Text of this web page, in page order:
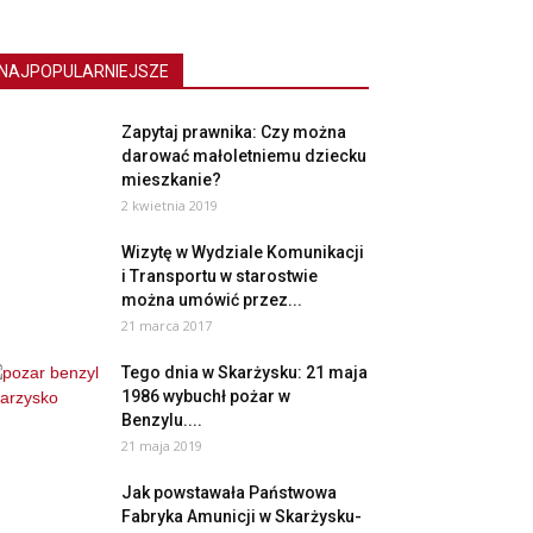
Zapytaj prawnika: Czy można
darować małoletniemu dziecku
mieszkanie?
2 kwietnia 2019
Wizytę w Wydziale Komunikacji
i Transportu w starostwie
można umówić przez...
21 marca 2017
Tego dnia w Skarżysku: 21 maja
1986 wybuchł pożar w
Benzylu....
21 maja 2019
Jak powstawała Państwowa
Fabryka Amunicji w Skarżysku-